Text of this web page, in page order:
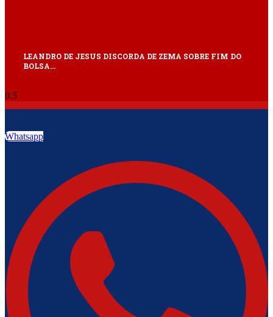
LEANDRO DE JESUS DISCORDA DE ZEMA SOBRE FIM DO
BOLSA…
Whatsapp